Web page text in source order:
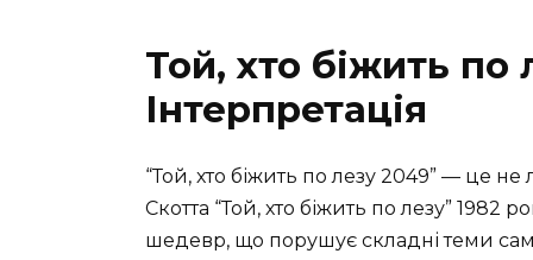
Той, хто біжить по
Інтерпретація
“Той, хто біжить по лезу 2049” — це
Скотта “Той, хто біжить по лезу”
шедевр, що порушує складні теми